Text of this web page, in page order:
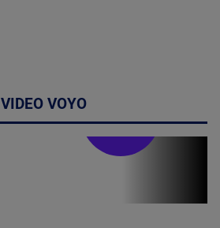
VIDEO VOYO
Stirile PRO TV